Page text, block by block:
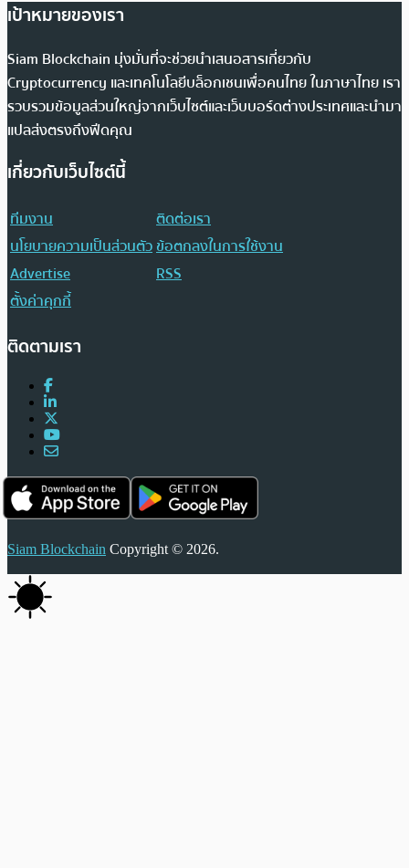
เป้าหมายของเรา
Siam Blockchain มุ่งมั่นที่จะช่วยนำเสนอสารเกี่ยวกับ
Cryptocurrency และเทคโนโลยีบล็อกเชนเพื่อคนไทย ในภาษาไทย เรา
รวบรวมข้อมูลส่วนใหญ่จากเว็บไซต์และเว็บบอร์ดต่างประเทศและนำมา
แปลส่งตรงถึงฟีดคุณ
เกี่ยวกับเว็บไซต์นี้
ทีมงาน
ติดต่อเรา
นโยบายความเป็นส่วนตัวข้อตกลงในการใช้งาน
Advertise
RSS
ตั้งค่าคุกกี้
ติดตามเรา
Siam Blockchain Copyright © 2026.